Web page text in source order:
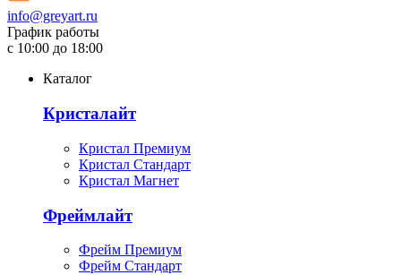
info@greyart.ru
График работы
с 10:00 до 18:00
Каталог
Кристалайт
Кристал Премиум
Кристал Стандарт
Кристал Магнет
Фреймлайт
Фрейм Премиум
Фрейм Стандарт